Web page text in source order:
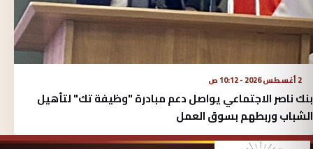
2 أغسطس 2026 - 10:12 ص
بنك ناصر الاجتماعي يواصل دعم مبادرة "وظيفة تك" لتأهيل
الشباب وربطهم بسوق العمل